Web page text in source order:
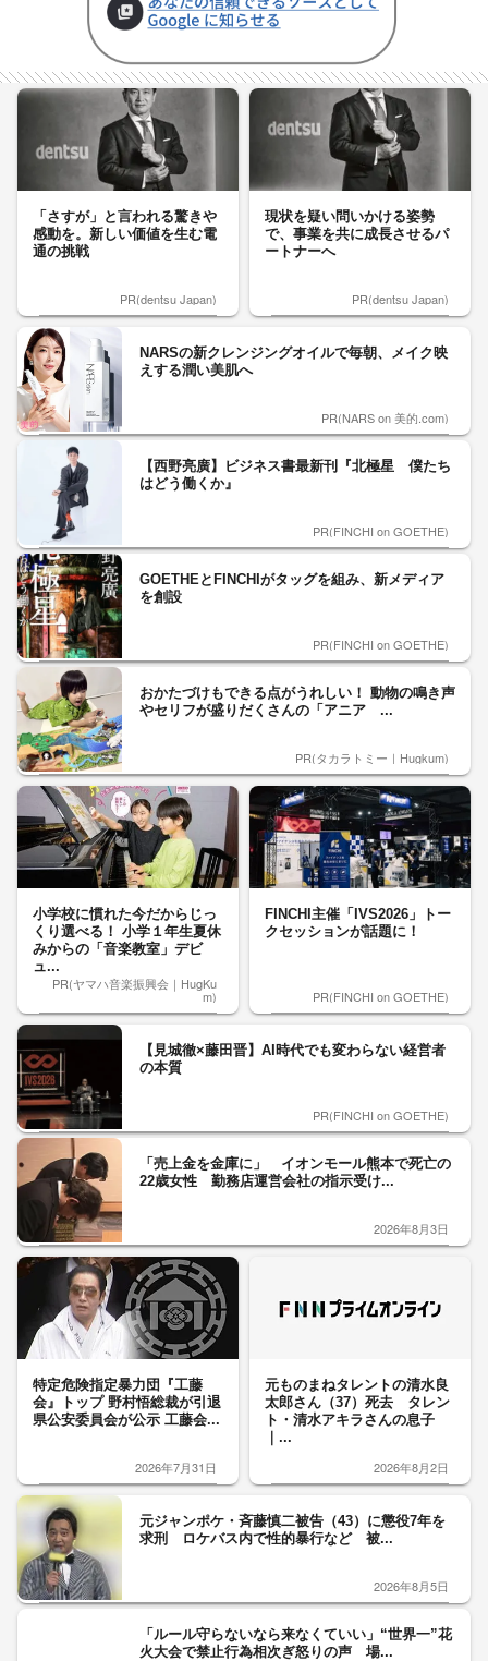
「さすが」と言われる驚きや
感動を。新しい価値を生む電
通の挑戦
PR(dentsu Japan)
現状を疑い問いかける姿勢
で、事業を共に成長させるパ
ートナーへ
PR(dentsu Japan)
NARSの新クレンジングオイルで毎朝、メイク映
えする潤い美肌へ
PR(NARS on 美的.com)
【西野亮廣】ビジネス書最新刊『北極星 僕たち
はどう働くか』
PR(FINCHI on GOETHE)
GOETHEとFINCHIがタッグを組み、新メディア
を創設
PR(FINCHI on GOETHE)
おかたづけもできる点がうれしい！ 動物の鳴き声
やセリフが盛りだくさんの「アニア ...
PR(タカラトミー｜Hugkum)
小学校に慣れた今だからじっ
くり選べる！ 小学１年生夏休
みからの「音楽教室」デビ
ュ...
PR(ヤマハ音楽振興会｜HugKu
m)
FINCHI主催「IVS2026」トー
クセッションが話題に！
PR(FINCHI on GOETHE)
【見城徹×藤田晋】AI時代でも変わらない経営者
の本質
PR(FINCHI on GOETHE)
「売上金を金庫に」 イオンモール熊本で死亡の
22歳女性 勤務店運営会社の指示受け...
2026年8月3日
特定危険指定暴力団『工藤
会』トップ 野村悟総裁が引退
県公安委員会が公示 工藤会...
2026年7月31日
元ものまねタレントの清水良
太郎さん（37）死去 タレン
ト・清水アキラさんの息子
｜...
2026年8月2日
元ジャンポケ・斉藤慎二被告（43）に懲役7年を
求刑 ロケバス内で性的暴行など 被...
2026年8月5日
「ルール守らないなら来なくていい」“世界一”花
火大会で禁止行為相次ぎ怒りの声 場...